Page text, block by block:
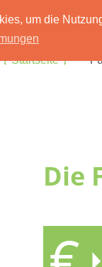
um die
Startseite
Die